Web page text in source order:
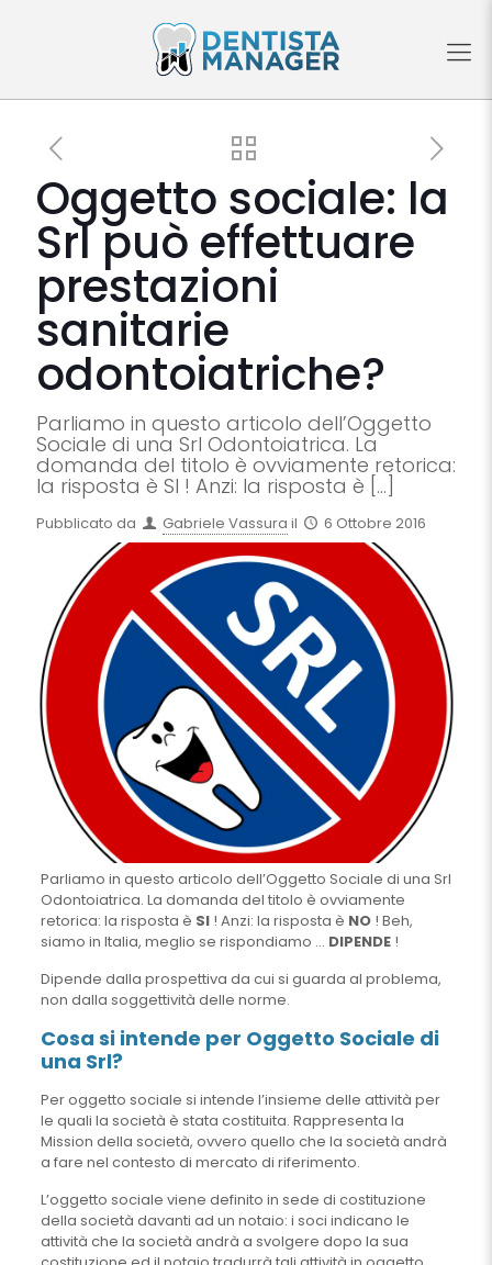
Oggetto sociale: la
Srl può effettuare
prestazioni
sanitarie
odontoiatriche?
Parliamo in questo articolo dell’Oggetto
Sociale di una Srl Odontoiatrica. La
domanda del titolo è ovviamente retorica:
la risposta è SI ! Anzi: la risposta è […]
Pubblicato da Gabriele Vassura il 6 Ottobre 2016
Parliamo in questo articolo dell’Oggetto Sociale di una Srl
Odontoiatrica. La domanda del titolo è ovviamente
retorica: la risposta è SI! Anzi: la risposta è NO! Beh,
siamo in Italia, meglio se rispondiamo … DIPENDE!
Dipende dalla prospettiva da cui si guarda al problema,
non dalla soggettività delle norme.
Cosa si intende per Oggetto Sociale di
una Srl?
Per oggetto sociale si intende l’insieme delle attività per
le quali la società è stata costituita. Rappresenta la
Mission della società, ovvero quello che la società andrà
a fare nel contesto di mercato di riferimento.
L’oggetto sociale viene definito in sede di costituzione
della società davanti ad un notaio: i soci indicano le
attività che la società andrà a svolgere dopo la sua